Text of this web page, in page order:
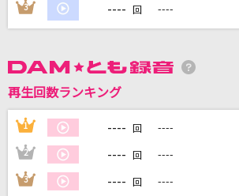
カラオケ最新情報をチェック！
3 ---- 回 ----
再生回数ランキング
1 ---- 回 ----
2 ---- 回 ----
3 ---- 回 ----